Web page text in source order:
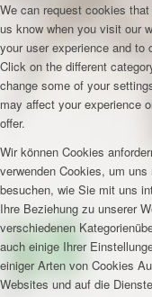
We can request cookies
us know when you visit our
your user experience and to
Click on the different
change some of your
may affect your experience
offer.
Wir können Cookies
verwenden Cookies, um
besuchen, wie Sie mit uns
Ihre Beziehung zu unserer
verschiedenen
auch einige Ihrer
einiger Arten von Cookies
Websites und auf die